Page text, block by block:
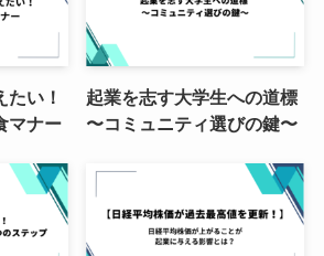
い！
マナー
起業を志す大学生への道標
〜コミュニティ選びの鍵〜